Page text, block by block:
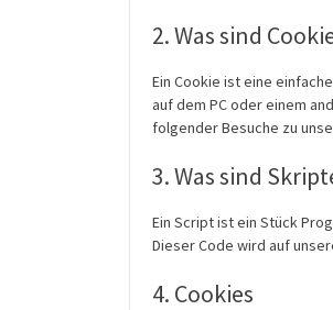
2. Was sind
Ein Cookie ist eine
auf dem PC oder einem
folgender Besuche zu
3. Was sind
Ein Script ist ein Stück
Dieser Code wird auf
4. Cookies